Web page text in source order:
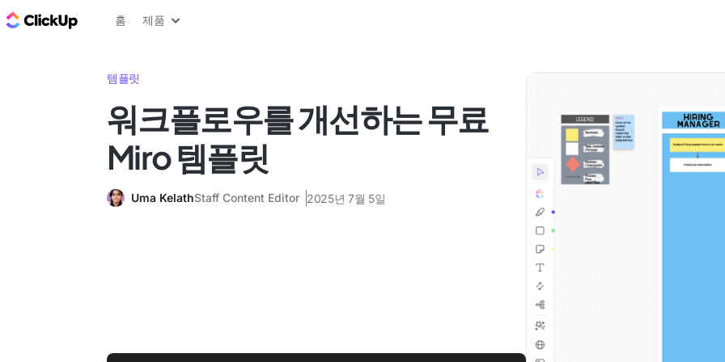
ClickUp 블로그
홈 제품
템플릿
워크플로우를 개선하는 무료
Miro 템플릿
Uma KelathStaff Content Editor 2025년 7월 5일